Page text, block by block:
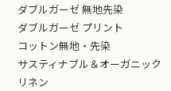
ダブルガーゼ 無地先染
ダブルガーゼ プリント
コットン無地・先染
サスティナブル＆オーガニック
リネン